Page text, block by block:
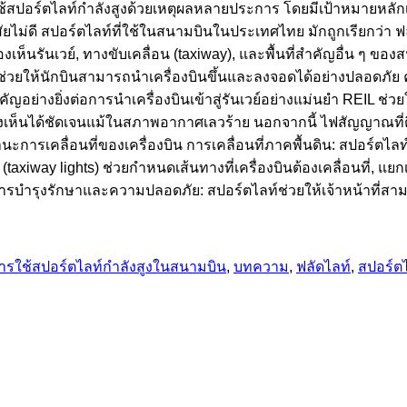
ปอร์ตไลท์กำลังสูงด้วยเหตุผลหลายประการ โดยมีเป้าหมายห
ไม่ดี สปอร์ตไลท์ที่ใช้ในสนามบินในประเทศไทย มักถูกเรียกว่
ห็นรันเวย์, ทางขับเคลื่อน (taxiway), และพื้นที่สำคัญอื่น ๆ ของ
ยให้นักบินสามารถนำเครื่องบินขึ้นและลงจอดได้อย่างปลอด
อย่างยิ่งต่อการนำเครื่องบินเข้าสู่รันเวย์อย่างแม่นยำ REIL ช่
ห็นได้ชัดเจนแม้ในสภาพอากาศเลวร้าย นอกจากนี้ ไฟสัญญาณ
ะการเคลื่อนที่ของเครื่องบิน การเคลื่อนที่ภาคพื้นดิน: สปอร์ต
lights) ช่วยกำหนดเส้นทางที่เครื่องบินต้องเคลื่อนที่, แ
ำรุงรักษาและความปลอดภัย: สปอร์ตไลท์ช่วยให้เจ้าหน้าที่ส
รใช้สปอร์ตไลท์กำลังสูงในสนามบิน, บทความ, ฟลัดไลท์, สปอร์ต